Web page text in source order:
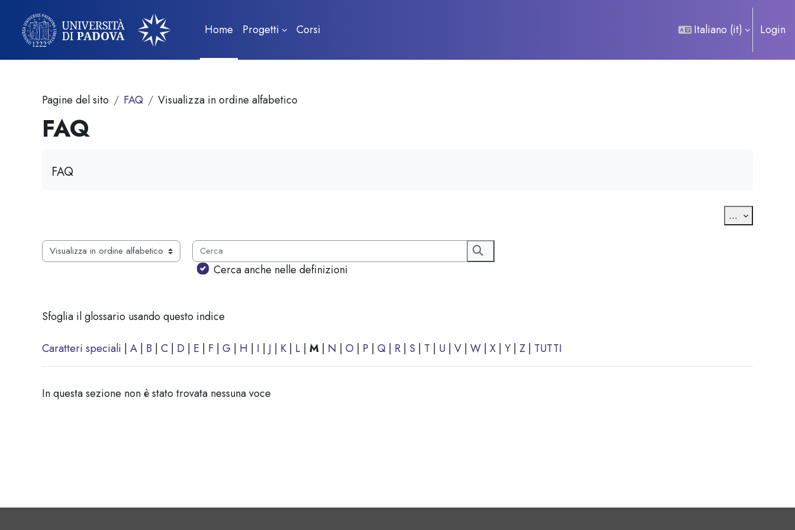
Home
Progetti Corsi Italiano ‎(it)‎ Login
Pagine del sito FAQ Visualizza in ordine alfabetico
FAQ
FAQ
... Esporta
Sfoglia il glossario usando questo indice
Cerca
Cerca
Cerca anche nelle definizioni
Sfoglia il glossario usando questo indice
Caratteri speciali | A | B | C | D | E | F | G | H | I | J | K | L | M | N | O | P | Q | R | S | T | U | V | W | X | Y | Z | TUTTI
In questa sezione non è stato trovata nessuna voce